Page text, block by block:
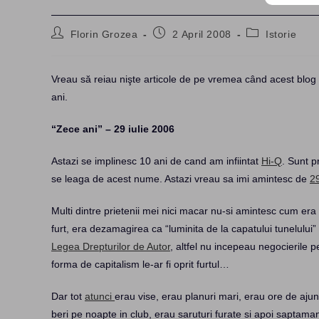
PostFlorin Grozea
Post2 April 2008
PostIstorie
Vreau să reiau nişte articole de pe vremea când acest
ani.
“Zece ani” – 29 iulie 2006
Astazi se implinesc 10 ani de cand am infiintat Hi-Q . Sunt
se leaga de acest nume. Astazi vreau sa imi amintesc de
Multi dintre prietenii mei nici macar nu-si amintesc cum
furt, era dezamagirea ca “luminita de la capatului
Legea Drepturilor de Autor, altfel nu incepeau negocierile
forma de capitalism le-ar fi oprit furtul…
Dar tot atunci erau vise, erau planuri mari, erau ore de
beri pe noapte in club, erau saruturi furate si apoi